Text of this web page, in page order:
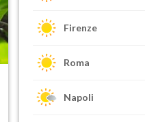
Firenze
Roma
Napoli